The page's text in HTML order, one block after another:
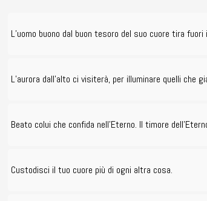
L’uomo buono dal buon tesoro del suo cuore tira fuori
L’aurora dall’alto ci visiterà, per illuminare quelli che
Beato colui che confida nell’Eterno. Il timore
Custodisci il tuo cuore più di ogni altra cosa.